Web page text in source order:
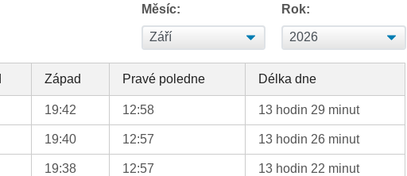
Měsíc: Rok:
Západ Pravé poledne Délka dne
19:42 12:58 13 hodin 29 minut
19:40 12:57 13 hodin 26 minut
19:38 12:57 13 hodin 22 minut